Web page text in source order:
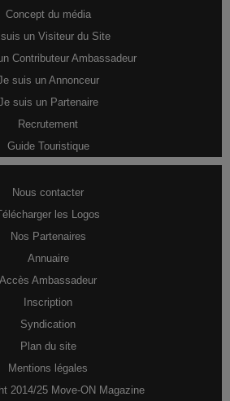
Concept du média
un Visiteur du Site
Contributeur Ambassadeur
suis un Annonceur
suis un Partenaire
Recrutement
Guide Touristique
Nous contacter
les Logos
Nos Partenaires
Annuaire
Accès Ambassadeur
Inscription
Syndication
Plan du site
Mentions légales
2014/25 Move-ON Magazine